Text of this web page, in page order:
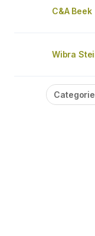
C&A Beek
Wibra